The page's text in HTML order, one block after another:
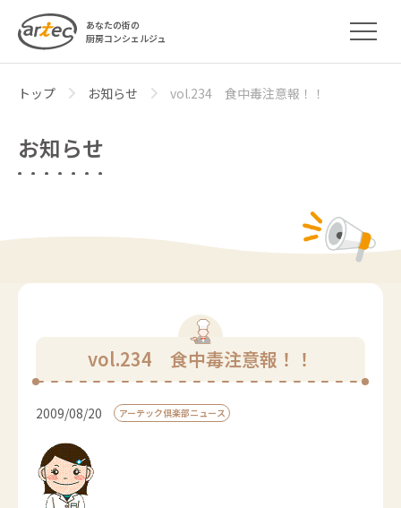
あなたの街の
厨房コンシェルジュ
トップ お知らせ vol.234 食中毒注意報！！
お知らせ
vol.234 食中毒注意報！！
2009/08/20 アーテック倶楽部ニュース